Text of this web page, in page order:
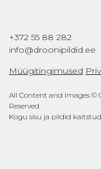
+372 55 88 282
info@droonipildid.ee
Müügitingimused
All Content and Images ©
Reserved
Kogu sisu ja pildid